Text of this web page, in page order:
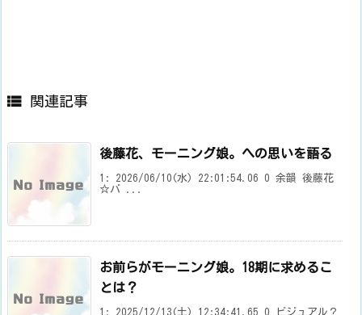
 関連記事
後藤花、モーニング娘。への思いを語る
1: 2026/06/10(水) 22:01:54.06 0 余韻 後藤花
☆バ ...
お前らがモーニング娘。18期に求めるこ
とは？
1: 2025/12/13(土) 12:34:41.65 0 ビジュアル？